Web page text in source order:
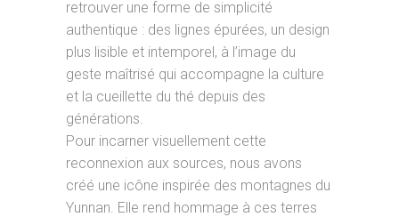
retrouver une forme de simplicité
authentique : des lignes épurées, un design
plus lisible et intemporel, à l’image du
geste maîtrisé qui accompagne la culture
et la cueillette du thé depuis des
générations.
Pour incarner visuellement cette
reconnexion aux sources, nous avons
créé une icône inspirée des montagnes du
Yunnan. Elle rend hommage à ces terres